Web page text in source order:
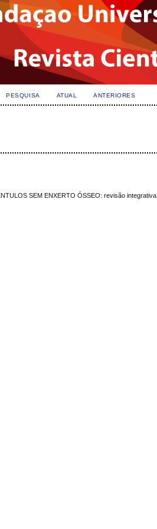
PESQUISA ATUAL ANTERIORES
SEM ENXERTO ÓSSEO: revisão integrativa